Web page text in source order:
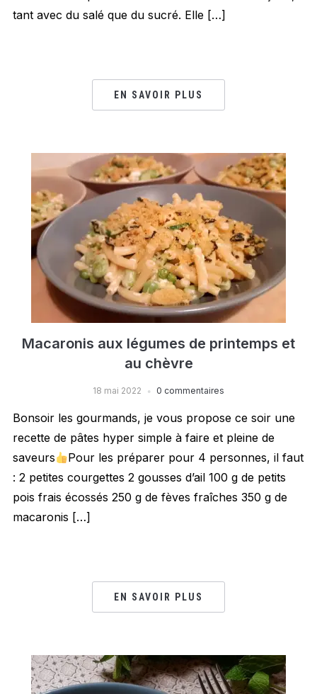
tant avec du salé que du sucré. Elle […]
EN SAVOIR PLUS
Macaronis aux légumes de printemps et
au chèvre
18 mai 2022 0 commentaires
Bonsoir les gourmands, je vous propose ce soir une
recette de pâtes hyper simple à faire et pleine de
saveurs
Pour les préparer pour 4 personnes, il faut
: 2 petites courgettes 2 gousses d’ail 100 g de petits
pois frais écossés 250 g de fèves fraîches 350 g de
macaronis […]
EN SAVOIR PLUS